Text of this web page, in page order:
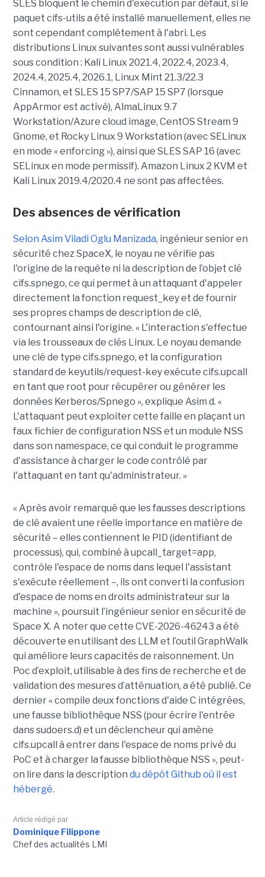
SLES bloquent le chemin d'exécution par défaut, si le
paquet cifs-utils a été installé manuellement, elles ne
sont cependant complètement à l'abri. Les
distributions Linux suivantes sont aussi vulnérables
sous condition : Kali Linux 2021.4, 2022.4, 2023.4,
2024.4, 2025.4, 2026.1, Linux Mint 21.3/22.3
Cinnamon, et SLES 15 SP7/SAP 15 SP7 (lorsque
AppArmor est activé), AlmaLinux 9.7
Workstation/Azure cloud image, CentOS Stream 9
Gnome, et Rocky Linux 9 Workstation (avec SELinux
en mode « enforcing »), ainsi que SLES SAP 16 (avec
SELinux en mode permissif). Amazon Linux 2 KVM et
Kali Linux 2019.4/2020.4 ne sont pas affectées.
Des absences de vérification
Selon Asim Viladi Oglu Manizada, ingénieur senior en
sécurité chez SpaceX, le noyau ne vérifie pas
l'origine de la requête ni la description de l’objet clé
cifs.spnego, ce qui permet à un attaquant d'appeler
directement la fonction request_key et de fournir
ses propres champs de description de clé,
contournant ainsi l'origine. « L'interaction s'effectue
via les trousseaux de clés Linux. Le noyau demande
une clé de type cifs.spnego, et la configuration
standard de keyutils/request-key exécute cifs.upcall
en tant que root pour récupérer ou générer les
données Kerberos/Spnego », explique Asim d. «
L'attaquant peut exploiter cette faille en plaçant un
faux fichier de configuration NSS et un module NSS
dans son namespace, ce qui conduit le programme
d'assistance à charger le code contrôlé par
l'attaquant en tant qu'administrateur. »
« Après avoir remarqué que les fausses descriptions
de clé avaient une réelle importance en matière de
sécurité – elles contiennent le PID (identifiant de
processus), qui, combiné à upcall_target=app,
contrôle l'espace de noms dans lequel l'assistant
s'exécute réellement –, ils ont converti la confusion
d'espace de noms en droits administrateur sur la
machine », poursuit l’ingénieur senior en sécurité de
Space X. A noter que cette CVE-2026-46243 a été
découverte en utilisant des LLM et l’outil GraphWalk
qui améliore leurs capacités de raisonnement. Un
Poc d’exploit, utilisable à des fins de recherche et de
validation des mesures d’atténuation, a été publié. Ce
dernier « compile deux fonctions d'aide C intégrées,
une fausse bibliothèque NSS (pour écrire l'entrée
dans sudoers.d) et un déclencheur qui amène
cifs.upcall à entrer dans l'espace de noms privé du
PoC et à charger la fausse bibliothèque NSS », peut-
on lire dans la description du dépôt Github où il est
hébergé.
Article rédigé par
Dominique Filippone
Chef des actualités LMI